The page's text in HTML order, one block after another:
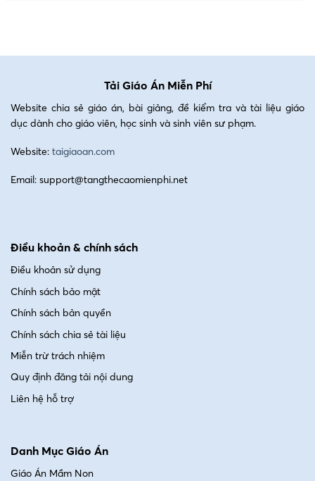
Tải Giáo Án Miễn Phí
Website chia sẻ giáo án, bài giảng, đề kiểm tra và tài liệu giáo
dục dành cho giáo viên, học sinh và sinh viên sư phạm.
Website: taigiaoan.com
Email: support@tangthecaomienphi.net
Điều khoản & chính sách
Điều khoản sử dụng
Chính sách bảo mật
Chính sách bản quyền
Chính sách chia sẻ tài liệu
Miễn trừ trách nhiệm
Quy định đăng tải nội dung
Liên hệ hỗ trợ
Danh Mục Giáo Án
Giáo Án Mầm Non